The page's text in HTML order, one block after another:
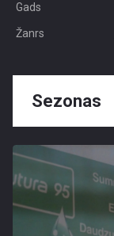
Gads
Žanrs
Sezonas